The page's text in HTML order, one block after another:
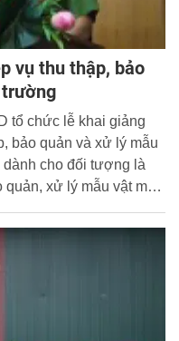
vụ thu thập, bảo
tổ chức lễ khai giảng
bảo quản và xử lý mẫu
cho đối tượng là
quản, xử lý mẫu vật môi